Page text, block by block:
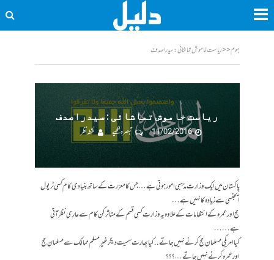
ہوم<<ریاست خاموش تماشائی : سیدراصدف
ریاست خاموش تماشائی : سیدراصدف
11/02/2016
تبصرہ لکھیے نقطہ نظر
پاکستان میں ایک وزارت مذہبی امور ہوتی ہے… جس کا معزرت کے ساتھ بنیادی کام کسی ٹریول
ایجنسی سے زیادہ کا نہیں ہے…
حج اور عمرہ کے انتظامات کے علاوہ یہ وزارت کسی قسم کے متاثر کن کام سے عاری نظر آتی
ہے……
کیا امریکی مسلمان حج کرنے نہیں جاتے.. کیا بھارت سمیت دیگر غیر مسلم ممالک سے مسلمان حج